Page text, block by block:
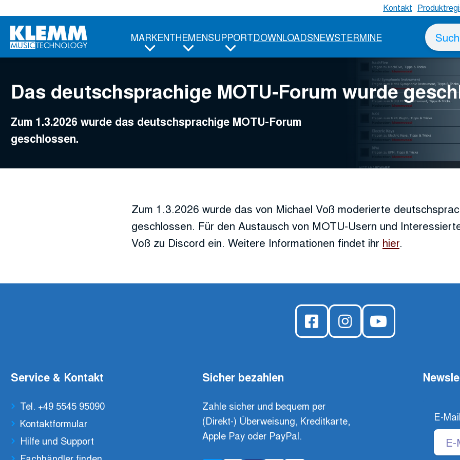
Hauptinhalt
Kontakt
MARKENTHEMENSUPPORTDOWNLOADSNEWSTERMINE
Suche
nach
Das deutschsprachige MOTU-Forum wurde
Zum 1.3.2026 wurde das deutschsprachige MOTU-Forum
geschlossen.
Zum 1.3.2026 wurde das von Michael Voß moderierte
geschlossen. Für den Austausch von MOTU-Usern und
Voß zu Discord ein. Weitere Informationen findet ihr hier.
Service & Kontakt
Tel. +49 5545 95090
Kontaktformular
Hilfe und Support
Sicher bezahlen
Zahle sicher und bequem per
(Direkt-) Überweisung, Kreditkarte,
Apple Pay oder PayPal.
E-Mail